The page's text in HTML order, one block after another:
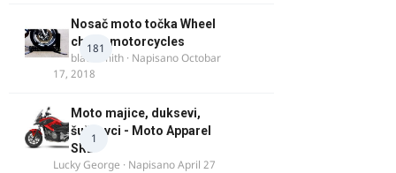
181
Nosač moto točka Wheel
chock motorcycles
blacksmith · NapisanoOctobar
17, 2018
1
Moto majice, duksevi,
šuškavci - Moto Apparel
SRB
Lucky George · NapisanoApril 27